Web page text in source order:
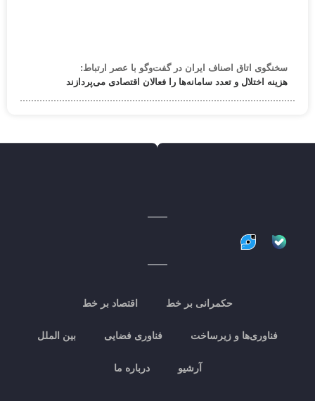
سخنگوی اتاق اصناف ایران در گفت‌وگو با عصر ارتباط:
هزینه اختلال و تعدد سامانه‌ها را فعالان اقتصادی می‌پردازند
حکمرانی بر خط اقتصاد بر خط
فناوری‌ها و زیرساخت فناوری فضایی بین الملل
آرشیو درباره ما